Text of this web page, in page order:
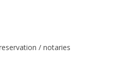
/ notaries